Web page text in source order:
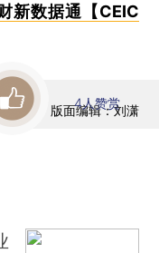
新数据通【CEIC
版面编辑：刘潇
4人赞赏